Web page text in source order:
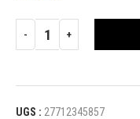
UGS : 27712345857